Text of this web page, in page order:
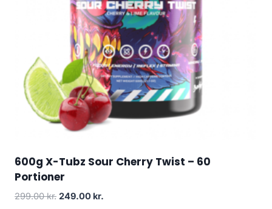
600g X-Tubz Sour Cherry Twist – 60
Portioner
299.00kr. Original
249.00 kr.